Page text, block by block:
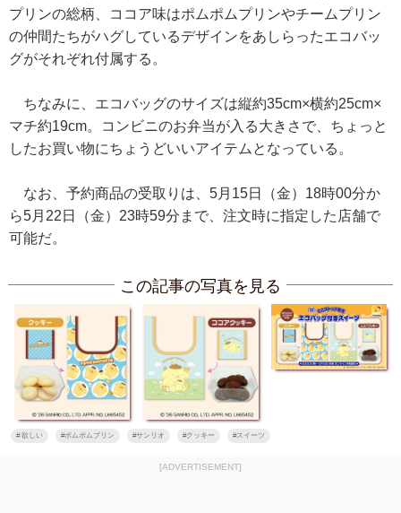
プリンの総柄、ココア味はポムポムプリンやチームプリン
の仲間たちがハグしているデザインをあしらったエコバッ
グがそれぞれ付属する。
ちなみに、エコバッグのサイズは縦約35cm×横約25cm×
マチ約19cm。コンビニのお弁当が入る大きさで、ちょっと
したお買い物にちょうどいいアイテムとなっている。
なお、予約商品の受取りは、5月15日（金）18時00分か
ら5月22日（金）23時59分まで、注文時に指定した店舗で
可能だ。
この記事の写真を見る
#欲しい #ポムポムプリン #サンリオ #クッキー #スイーツ
[ADVERTISEMENT]